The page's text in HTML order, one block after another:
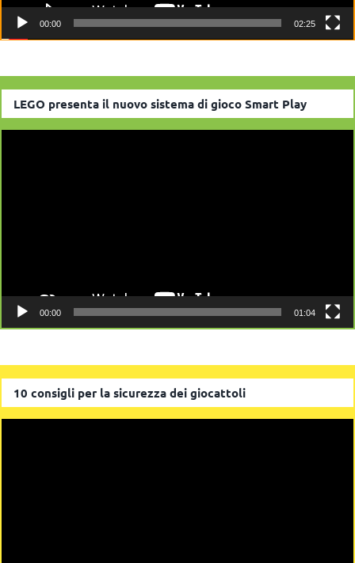
00:00 02:25
LEGO presenta il nuovo sistema di gioco Smart Play
00:00 01:04
10 consigli per la sicurezza dei giocattoli